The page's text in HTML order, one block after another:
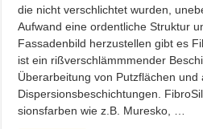
die nicht verschlichtet wurden,
Aufwand eine ordentliche Struktur
Fassadenbild herzustellen gibt es
ist ein rißver­schlämmmender
Über­arbei­tung von Putzflächen und
Dispersions­beschich­tungen.
sionsfarben wie z.B. Muresko, …